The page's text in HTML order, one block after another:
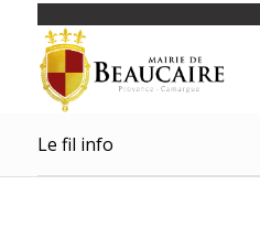
Le fil info